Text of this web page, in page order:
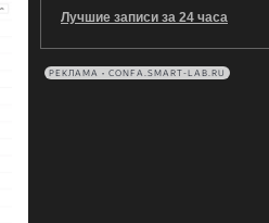
Лучшие записи за 24 часа
РЕКЛАМА • CONFA.SMART-LAB.RU